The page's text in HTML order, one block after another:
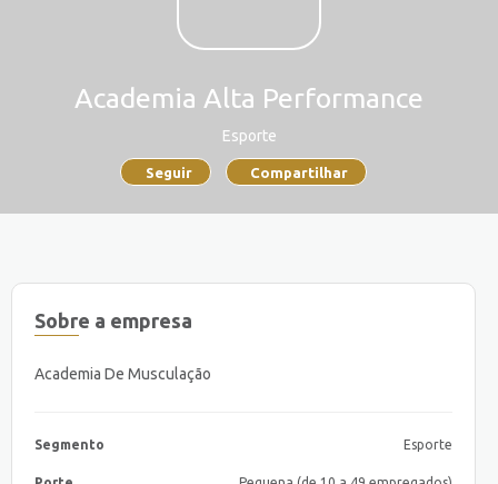
Academia Alta Performance
Esporte
Seguir Compartilhar
Sobre a empresa
Academia De Musculação
Segmento Esporte